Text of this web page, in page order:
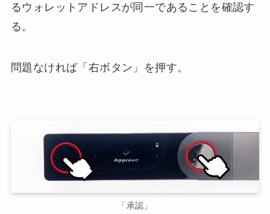
るウォレットアドレスが同一であることを確認す
る。
問題なければ「右ボタン」を押す。
「承認」